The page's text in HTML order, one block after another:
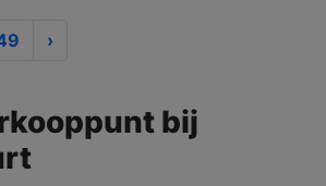
›
bij